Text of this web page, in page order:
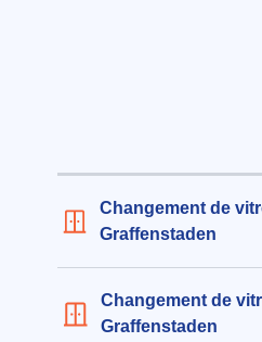
le 07/08/2026 à 22:14
206€ TTC
aux alentours de Rue des
Changement de
Graffenstaden
Changement de
Graffenstaden